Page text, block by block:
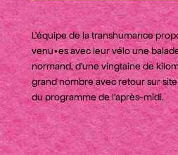
L’équipe de la transhumance
venu•es avec leur vélo une
normand, d'une vingtaine de
grand nombre avec retour sur
du programme de l’après-midi.